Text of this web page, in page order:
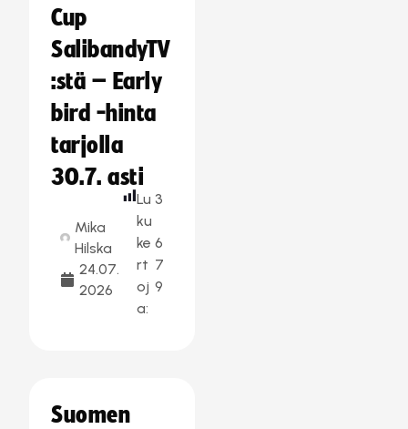
Cup
SalibandyTV
:stä – Early
bird -hinta
tarjolla
30.7. asti
Mika
Hilska
24.07.
2026
Lu
ku
ke
rt
oj
a:
3
6
7
9
Suomen